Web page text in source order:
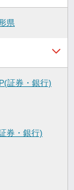
県
証券・銀行)
券・銀行)